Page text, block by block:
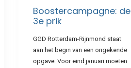
Boostercampagne: de
3e prik
GGD Rotterdam-Rijnmond staat
aan het begin van een ongekende
opgave. Voor eind januari moeten